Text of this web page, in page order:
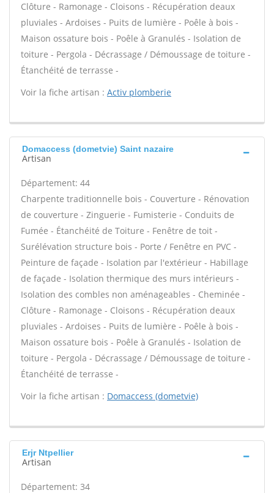
Clôture - Ramonage - Cloisons - Récupération deaux
pluviales - Ardoises - Puits de lumière - Poêle à bois -
Maison ossature bois - Poêle à Granulés - Isolation de
toiture - Pergola - Décrassage / Démoussage de toiture -
Étanchéité de terrasse -
Voir la fiche artisan : Activ plomberie
Domaccess (dometvie) Saint nazaire
Artisan
Département: 44
Charpente traditionnelle bois - Couverture - Rénovation
de couverture - Zinguerie - Fumisterie - Conduits de
Fumée - Étanchéité de Toiture - Fenêtre de toit -
Surélévation structure bois - Porte / Fenêtre en PVC -
Peinture de façade - Isolation par l'extérieur - Habillage
de façade - Isolation thermique des murs intérieurs -
Isolation des combles non aménageables - Cheminée -
Clôture - Ramonage - Cloisons - Récupération deaux
pluviales - Ardoises - Puits de lumière - Poêle à bois -
Maison ossature bois - Poêle à Granulés - Isolation de
toiture - Pergola - Décrassage / Démoussage de toiture -
Étanchéité de terrasse -
Voir la fiche artisan : Domaccess (dometvie)
Erjr Ntpellier
Artisan
Département: 34